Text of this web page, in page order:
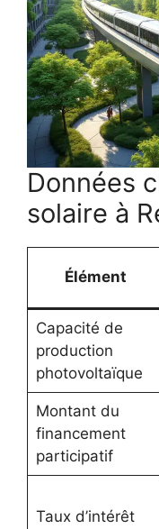
Données
solaire à
Élément
Capacité de
production
photovoltaïque
Montant du
financement
participatif
Taux d’intérêt